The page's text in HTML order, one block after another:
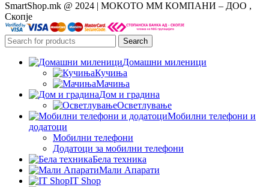
SmartShop.mk @ 2024 | МОКОТО ММ КОМПАНИ – ДОО ,
Скопје
Search
Домашни миленици
Кучиња
Мачиња
Дом и градина
Осветлување
Мобилни телефони и
додатоци
Мобилни телефони
Додатоци за мобилни телефони
Бела техника
Мали Апарати
IT Shop